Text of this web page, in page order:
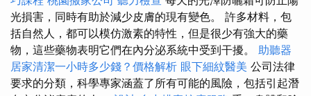
光損害，同時有助於減少皮膚的現有變色。 許多材料，包
括自然人，都可以模仿激素的特性，但是很少有強大的藥
物，這些藥物表明它們在內分泌系統中受到干擾。 助聽器
居家清潔一小時多少錢？價格解析 眼下細紋醫美 公司法律
要求的分類，科學專家涵蓋了所有可能的風險，包括引起潛